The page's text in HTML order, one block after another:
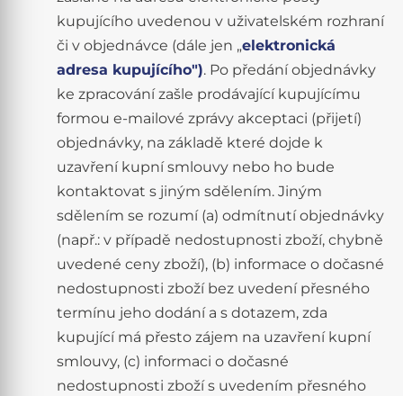
kupujícího uvedenou v uživatelském rozhraní
či v objednávce (dále jen „elektronická
adresa kupujícího"). Po předání objednávky
ke zpracování zašle prodávající kupujícímu
formou e-mailové zprávy akceptaci (přijetí)
objednávky, na základě které dojde k
uzavření kupní smlouvy nebo ho bude
kontaktovat s jiným sdělením. Jiným
sdělením se rozumí (a) odmítnutí objednávky
(např.: v případě nedostupnosti zboží, chybně
uvedené ceny zboží), (b) informace o dočasné
nedostupnosti zboží bez uvedení přesného
termínu jeho dodání a s dotazem, zda
kupující má přesto zájem na uzavření kupní
smlouvy, (c) informaci o dočasné
nedostupnosti zboží s uvedením přesného